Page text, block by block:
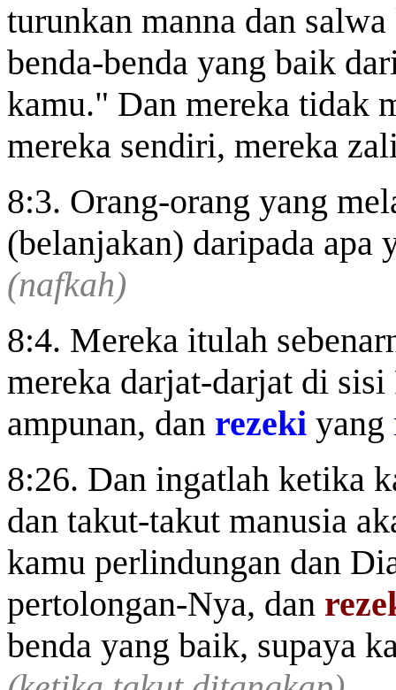
turunkan manna dan
benda-benda yang baik
kamu." Dan mereka tidak
mereka sendiri, mereka
8:3. Orang-orang yang
(belanjakan) daripada apa
(nafkah)
8:4. Mereka itulah
mereka darjat-darjat di
ampunan, dan rezeki yang
8:26. Dan ingatlah ketika
dan takut-takut manusia
kamu perlindungan dan
pertolongan-Nya, dan
benda yang baik, supaya